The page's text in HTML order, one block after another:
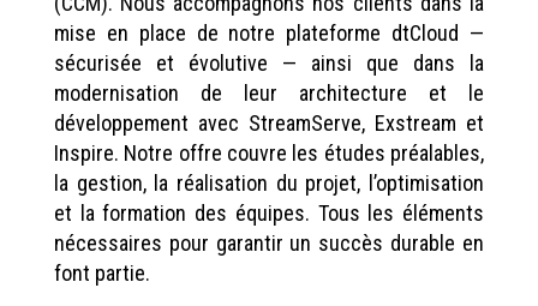
mise en place de notre plateforme dtCloud —
sécurisée et évolutive — ainsi que dans la
modernisation de leur architecture et le
développement avec StreamServe, Exstream et
Inspire. Notre offre couvre les études préalables,
la gestion, la réalisation du projet, l’optimisation
et la formation des équipes. Tous les éléments
nécessaires pour garantir un succès durable en
font partie.